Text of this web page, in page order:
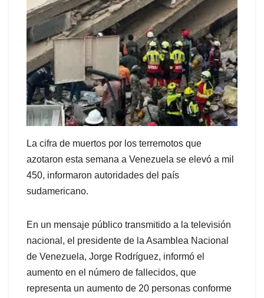
La cifra de muertos por los terremotos que
azotaron esta semana a Venezuela se elevó a mil
450, informaron autoridades del país
sudamericano.
En un mensaje público transmitido a la televisión
nacional, el presidente de la Asamblea Nacional
de Venezuela, Jorge Rodríguez, informó el
aumento en el número de fallecidos, que
representa un aumento de 20 personas conforme